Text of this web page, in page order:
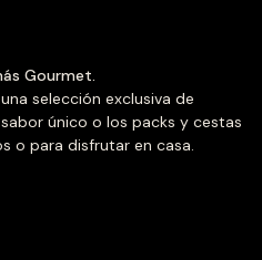
Gourmet.
selección exclusiva de
único o los packs y cestas
o para disfrutar en casa.